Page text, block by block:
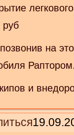
руб
на
и